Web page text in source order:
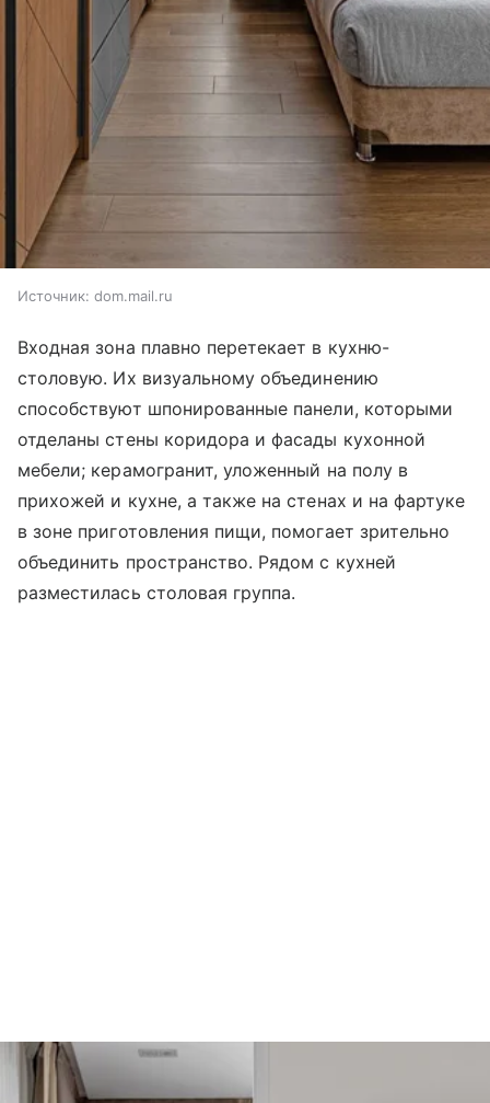
Источник: dom.mail.ru
Входная зона плавно перетекает в кухню-
столовую. Их визуальному объединению
способствуют шпонированные панели, которыми
отделаны стены коридора и фасады кухонной
мебели; керамогранит, уложенный на полу в
прихожей и кухне, а также на стенах и на фартуке
в зоне приготовления пищи, помогает зрительно
объединить пространство. Рядом с кухней
разместилась столовая группа.